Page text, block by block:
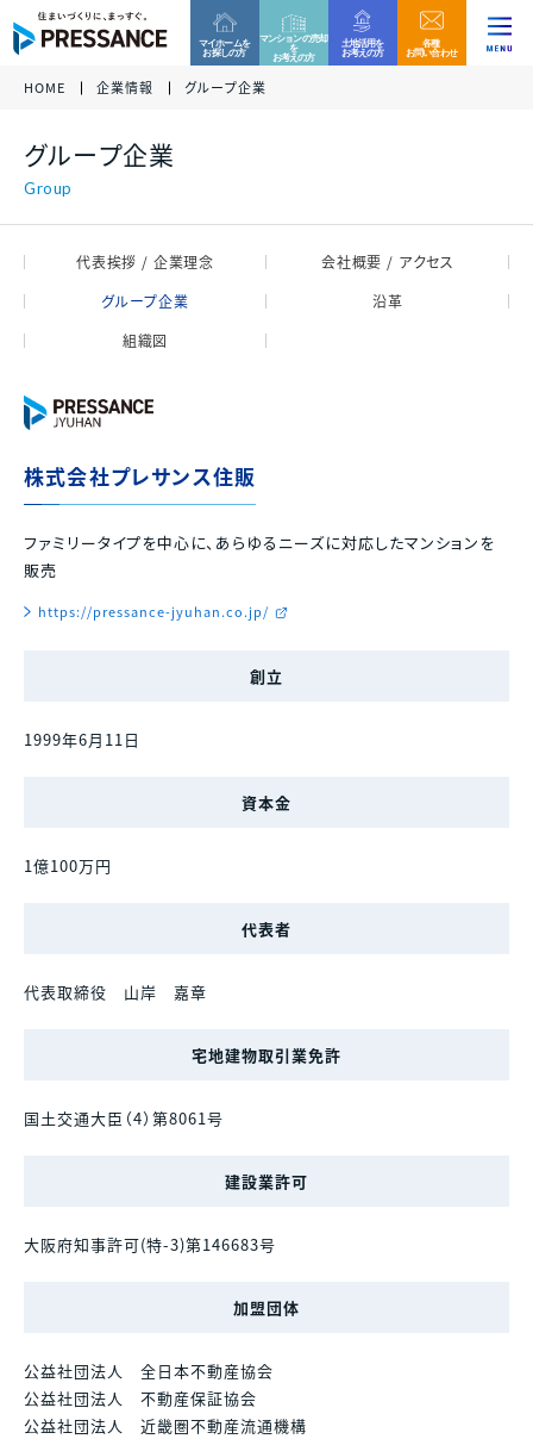
マイホームを
お探しの方
マンションの売却
を
お考えの方
土地活用を
お考えの方
各種
お問い合わせ
ファミリー分譲マンション
プレサンスロジェ
プレサンスアージュ
収益用区分マンション
プレサンスNEXT
プレサンスホームデザイン
お客様相談窓口
万一、問題のある勧誘行為を確認された際は、お客
様相談窓口へのご連絡をお願い致します。
0120-99-4470
受付時間 / 9:30 - 18:30 当社休日除く
各種資料請求
各種資料請求、購入、資産運用に関するお問い合わ
資料請求
0120-86-1650
経営理念
会社概要 /
沿革
ニュース
事業内容
収益用
中古マンション
マンション
その他事業
賃貸管理
サステナビリティ
決算情報
財務諸表
免責事項
採用情報
中途採用比率
2025年
スポンサーシップ
HOME 企業情報 グループ企業
グループ企業
代表挨拶 / 企業理念
会社概要 / アクセス
グループ企業
沿革
組織図
株式会社プレサンス住販
ファミリータイプを中心に、あらゆるニーズに対応したマンションを
販売
https://pressance-jyuhan.co.jp/
創立
1999年6月11日
資本金
1億100万円
代表者
代表取締役 山岸 嘉章
宅地建物取引業免許
国土交通大臣（4）第8061号
建設業許可
大阪府知事許可(特-3)第146683号
加盟団体
公益社団法人
全日本不動産協会
公益社団法人
不動産保証協会
公益社団法人
近畿圏不動産流通機構